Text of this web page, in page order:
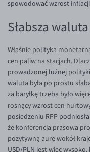
spowodować wzrost
Słabsza
Właśnie polityka
cen paliw na stacjach.
prowadzonej luźnej
waluta była po prostu
za baryłkę trzeba było
rosnący wzrost cen
posiedzeniu RPP
że konferencja prasowa
pozytywną aurę wokół
USD/PLN jest więc